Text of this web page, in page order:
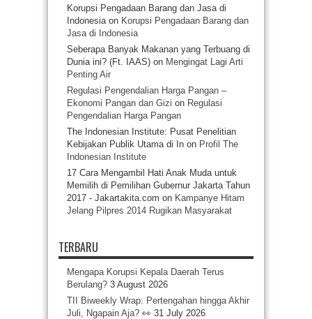
Korupsi Pengadaan Barang dan Jasa di
Indonesia on Korupsi Pengadaan Barang dan
Jasa di Indonesia
Seberapa Banyak Makanan yang Terbuang di
Dunia ini? (Ft. IAAS) on Mengingat Lagi Arti
Penting Air
Regulasi Pengendalian Harga Pangan –
Ekonomi Pangan dan Gizi on Regulasi
Pengendalian Harga Pangan
The Indonesian Institute: Pusat Penelitian
Kebijakan Publik Utama di In on Profil The
Indonesian Institute
17 Cara Mengambil Hati Anak Muda untuk
Memilih di Pemilihan Gubernur Jakarta Tahun
2017 - Jakartakita.com on Kampanye Hitam
Jelang Pilpres 2014 Rugikan Masyarakat
TERBARU
Mengapa Korupsi Kepala Daerah Terus
Berulang? 3 August 2026
TII Biweekly Wrap: Pertengahan hingga Akhir
Juli, Ngapain Aja? 👀 31 July 2026